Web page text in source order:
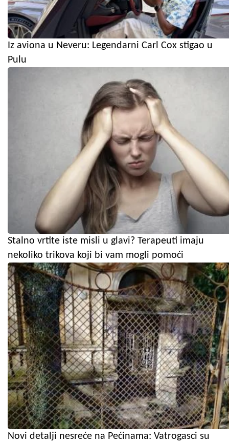
Iz aviona u Neveru: Legendarni Carl Cox stigao u
Pulu
Stalno vrtite iste misli u glavi? Terapeuti imaju
nekoliko trikova koji bi vam mogli pomoći
Novi detalji nesreće na Pećinama: Vatrogasci su